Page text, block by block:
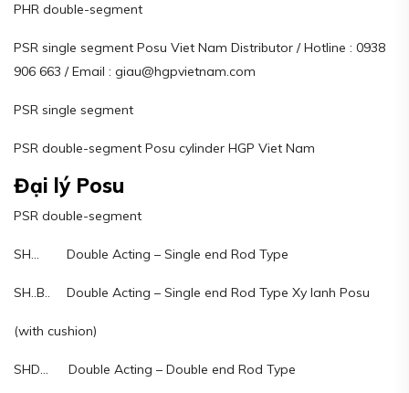
PHR double-segment
PSR single segment Posu Viet Nam Distributor / Hotline : 0938
906 663 / Email : giau@hgpvietnam.com
PSR single segment
PSR double-segment Posu cylinder HGP Viet Nam
Đại lý Posu
PSR double-segment
SH… Double Acting – Single end Rod Type
SH..B.. Double Acting – Single end Rod Type Xy lanh Posu
(with cushion)
SHD… Double Acting – Double end Rod Type